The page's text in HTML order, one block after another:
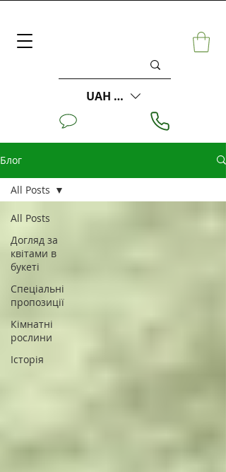
UAH (₴)
Блог
All Posts
Догляд за
квітами в
букеті
Спеціальні
пропозиції
Кімнатні
рослини
Історія
All Posts